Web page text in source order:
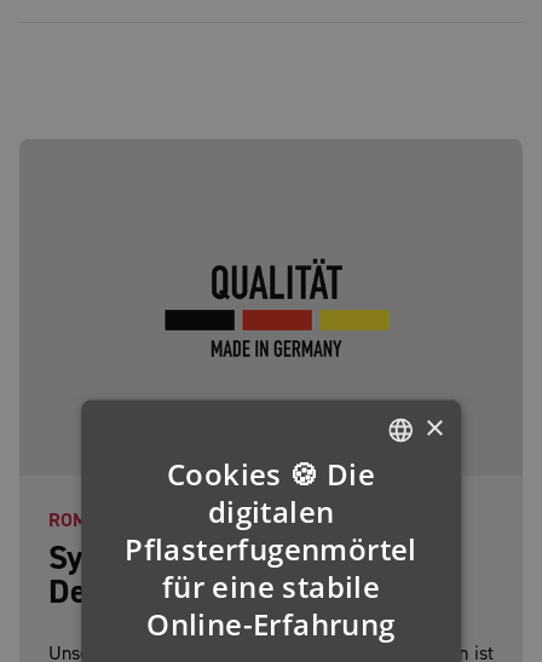
ROMEX® MADE IN GERMANY
Systemlösungen aus
Deutschland - seit 1989!
Unser Produktionsstandort in Meckenheim bei Bonn ist
FRENCH
FINNISH
×
Cookies 🍪 Die
digitalen
Pflasterfugenmörtel
für eine stabile
Online-Erfahrung